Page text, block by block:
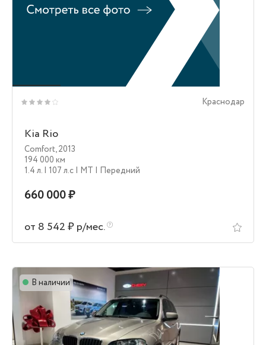
Краснодар
Kia Rio
Comfort,2013
194 000 км
1.4 л. | 107 л.c | MT | Передний
660 000 ₽
от 8 542 ₽ р/мес.
В наличии